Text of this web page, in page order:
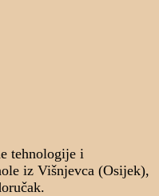
tehnologije i
iz Višnjevca (Osijek),